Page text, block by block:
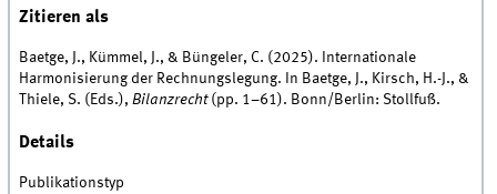
Zitieren als
Baetge, J., Kümmel, J., & Büngeler, C. (2025). Internationale
Harmonisierung der Rechnungslegung. In Baetge, J., Kirsch, H.-J., &
Thiele, S. (Eds.),Bilanzrecht(pp. 1–61). Bonn/Berlin: Stollfuß.
Details
Publikationstyp